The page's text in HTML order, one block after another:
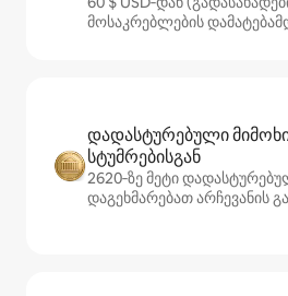
მოსაკრებლების
დადასტურებული
სტუმრებისგან
2620‑ზე მეტი
დაგეხმარებათ არჩევანის